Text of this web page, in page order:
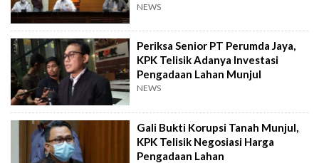
NEWS
Periksa Senior PT Perumda Jaya,
KPK Telisik Adanya Investasi
Pengadaan Lahan Munjul
NEWS
Gali Bukti Korupsi Tanah Munjul,
KPK Telisik Negosiasi Harga
Pengadaan Lahan